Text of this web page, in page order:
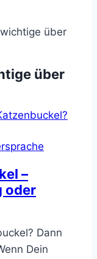
über
über
–
oder
Dann
Dein